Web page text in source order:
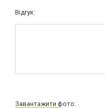
Відгук:
Завантажити фото: